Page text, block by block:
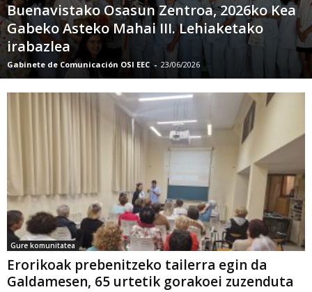
Buenavistako Osasun Zentroa, 2026ko Kea
Gabeko Asteko Mahai III. Lehiaketako
irabazlea
Gabinete de Comunicación OSI EEC - 23/06/2026
Gure komunitatea
Erorikoak prebenitzeko tailerra egin da
Galdamesen, 65 urtetik gorakoei zuzenduta